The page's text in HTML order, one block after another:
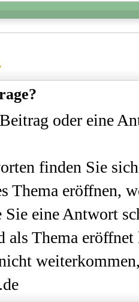
oder eine
finden Sie
Thema eröffnen,
Sie eine Antwort
als Thema eröffnet